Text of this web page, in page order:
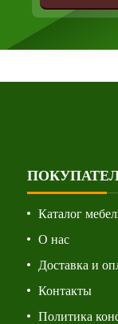
Каталог
О нас
Доставка и
Контакты
Политика